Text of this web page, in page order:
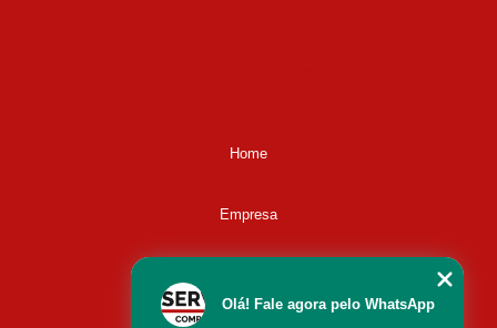
Home
Empresa
Olá! Fale agora pelo WhatsApp